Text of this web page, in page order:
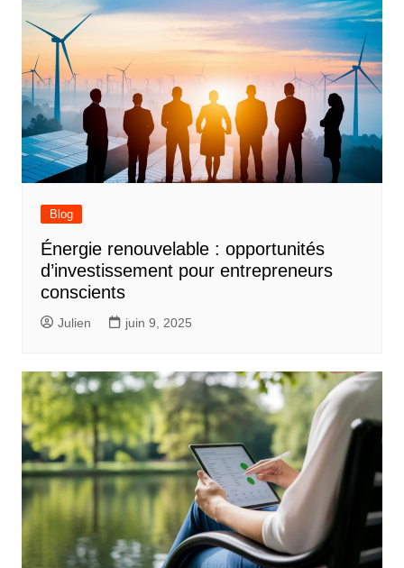
Blog
Énergie renouvelable : opportunités
d’investissement pour entrepreneurs
conscients
Julien juin 9, 2025